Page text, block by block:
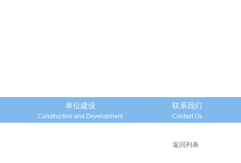
单位建设
Construction and Development
联系我们
Contact Us
返回列表